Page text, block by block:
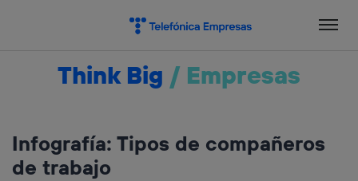
Think Big / Empresas
Infografía: Tipos de compañeros
de trabajo